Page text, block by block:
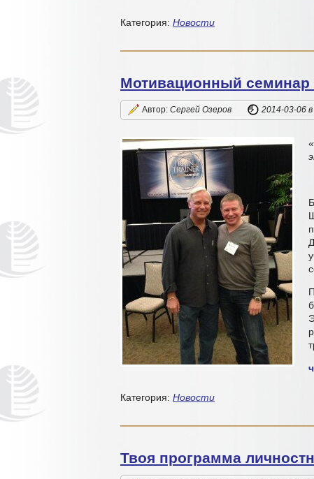
Категория: Новости
Мотивационный
Автор: Сергей Озеров 2014-03-06
Категория: Новости
Твоя программа